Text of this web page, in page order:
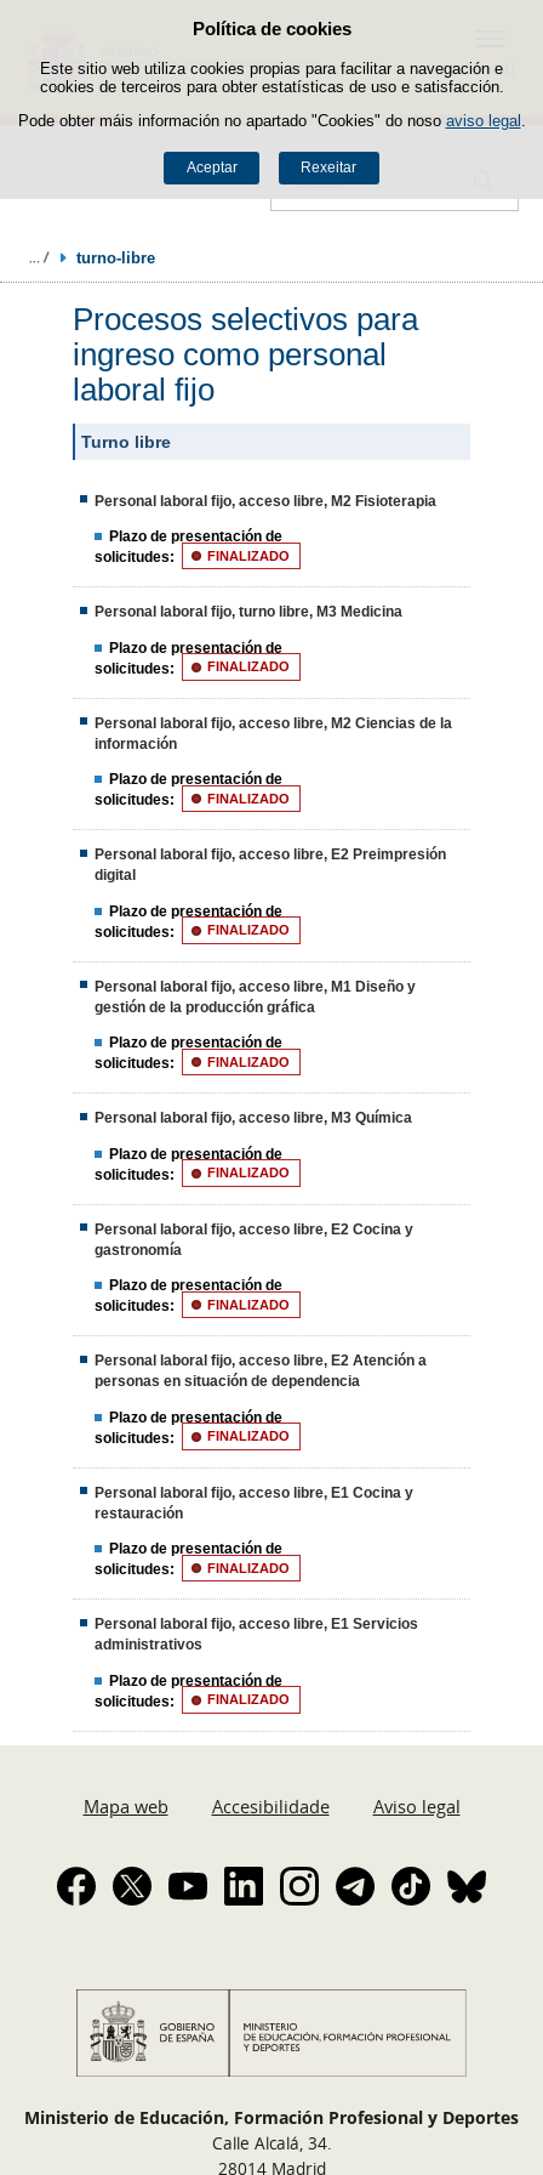
Política de cookies
Este sitio web utiliza cookies propias para facilitar a navegación e
cookies de terceiros para obter estatísticas de uso e satisfacción.
Pode obter máis información no apartado "Cookies" do noso aviso legal
Aceptar Rexeitar
Saltar ao contido
Buscador
Menú
turno-libre
Procesos selectivos para
ingreso como personal
laboral fijo
Turno libre
Personal laboral fijo, acceso libre, M2 Fisioterapia
Plazo de presentación de
solicitudes:
FINALIZADO
Personal laboral fijo, turno libre, M3 Medicina
Plazo de presentación de
solicitudes:
FINALIZADO
Personal laboral fijo, acceso libre, M2 Ciencias de la
información
Plazo de presentación de
solicitudes:
FINALIZADO
Personal laboral fijo, acceso libre, E2 Preimpresión
digital
Plazo de presentación de
solicitudes:
FINALIZADO
Personal laboral fijo, acceso libre, M1 Diseño y
gestión de la producción gráfica
Plazo de presentación de
solicitudes:
FINALIZADO
Personal laboral fijo, acceso libre, M3 Química
Plazo de presentación de
solicitudes:
FINALIZADO
Personal laboral fijo, acceso libre, E2 Cocina y
gastronomía
Plazo de presentación de
solicitudes:
FINALIZADO
Personal laboral fijo, acceso libre, E2 Atención a
personas en situación de dependencia
Plazo de presentación de
solicitudes:
FINALIZADO
Personal laboral fijo, acceso libre, E1 Cocina y
restauración
Plazo de presentación de
solicitudes:
FINALIZADO
Personal laboral fijo, acceso libre, E1 Servicios
administrativos
Plazo de presentación de
solicitudes:
FINALIZADO
Mapa web Accesibilidade Aviso legal
Ministerio de Educación, Formación Profesional y Deportes
Calle Alcalá, 34.
28014 Madrid